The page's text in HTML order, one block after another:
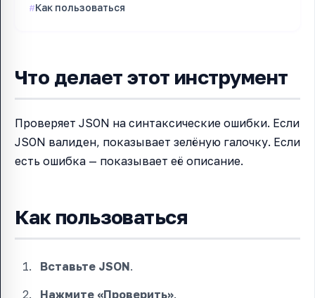
Как пользоваться
Что делает этот инструмент
Проверяет JSON на синтаксические ошибки. Если
JSON валиден, показывает зелёную галочку. Если
есть ошибка — показывает её описание.
Как пользоваться
Вставьте JSON.
Нажмите «Проверить».